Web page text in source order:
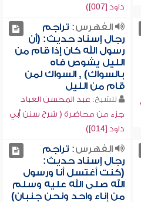
داود [007])
الفهرس: تراجم
رجال إسناد حديث: (أن
رسول الله كان إذا قام من
الليل يشوص فاه
بالسواك) , السواك لمن
قام من الليل
للشيخ: عبد المحسن العباد
جزء من محاضرة ( شرح سنن أبي
داود [014])
الفهرس: تراجم
رجال إسناد حديث:
(كنت أغتسل أنا ورسول
الله صلى الله عليه وسلم
من إناء واحد ونحن جنبان)